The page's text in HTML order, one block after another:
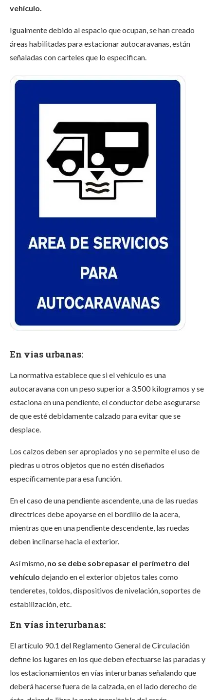
vehículo.
Igualmente debido al espacio que ocupan, se han creado
áreas habilitadas para estacionar autocaravanas, están
señaladas con carteles que lo especifican.
En vías urbanas:
La normativa establece que si el vehículo es una
autocaravana con un peso superior a 3.500 kilogramos y se
estaciona en una pendiente, el conductor debe asegurarse
de que esté debidamente calzado para evitar que se
desplace.
Los calzos deben ser apropiados y no se permite el uso de
piedras u otros objetos que no estén diseñados
específicamente para esa función.
En el caso de una pendiente ascendente, una de las ruedas
directrices debe apoyarse en el bordillo de la acera,
mientras que en una pendiente descendente, las ruedas
deben inclinarse hacia el exterior.
Así mismo, no se debe sobrepasar el perímetro del
vehículo dejando en el exterior objetos tales como
tenderetes, toldos, dispositivos de nivelación, soportes de
estabilización, etc.
En vías interurbanas:
El artículo 90.1 del Reglamento General de Circulación
define los lugares en los que deben efectuarse las paradas y
los estacionamientos en vías interurbanas señalando que
deberá hacerse fuera de la calzada, en el lado derecho de